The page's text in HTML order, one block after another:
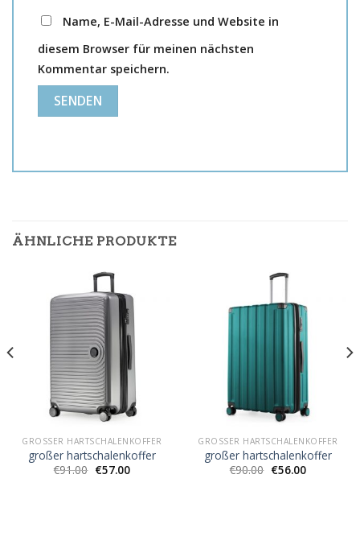
Name, E-Mail-Adresse und Website in
diesem Browser für meinen nächsten
Kommentar speichern.
ÄHNLICHE PRODUKTE
GROSSER HARTSCHALENKOFFER
großer hartschalenkoffer
€91.00 €57.00
GROSSER HARTSCHALENKOFFER
großer hartschalenkoffer
€90.00 €56.00